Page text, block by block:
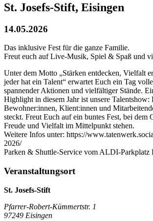
St. Josefs-Stift, Eisingen
14.05.2026
Das inklusive Fest für die ganze Familie.
Freut euch auf Live-Musik, Spiel & Spaß und
Unter dem Motto „Stärken entdecken, Vielfalt
jeder hat ein Talent“ erwartet Euch ein Tag
spannender Aktionen und vielfältiger Stände.
Highlight in diesem Jahr ist unsere Talentshow:
Bewohner:innen, Klient:innen und
steckt. Freut Euch auf ein buntes Fest, bei dem
Freude und Vielfalt im Mittelpunkt stehen.
Weitere Infos unter: https://
2026/
Parken & Shuttle-Service vom ALDI-Parkplatz
Veranstaltungsort
St. Josefs-Stift
Pfarrer-Robert-Kümmertstr. 1
97249 Eisingen